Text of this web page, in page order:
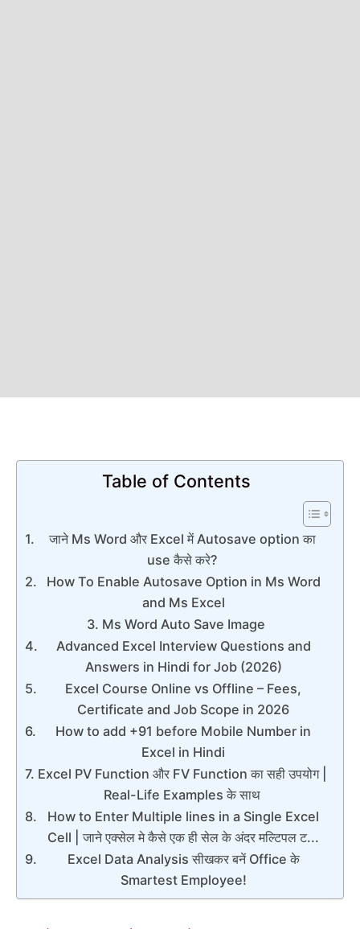
Table of Contents
जाने Ms Word और Excel में Autosave option का
use कैसे करे?
How To Enable Autosave Option in Ms Word
and Ms Excel
Ms Word Auto Save Image
Advanced Excel Interview Questions and
Answers in Hindi for Job (2026)
Excel Course Online vs Offline – Fees,
Certificate and Job Scope in 2026
How to add +91 before Mobile Number in
Excel in Hindi
Excel PV Function और FV Function का सही उपयोग |
Real-Life Examples के साथ
How to Enter Multiple lines in a Single Excel
Cell | जाने एक्सेल मे कैसे एक ही सेल के अंदर मल्टिपल ट...
Excel Data Analysis सीखकर बनें Office के
Smartest Employee!